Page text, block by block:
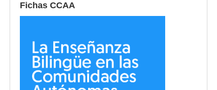
Fichas CCAA